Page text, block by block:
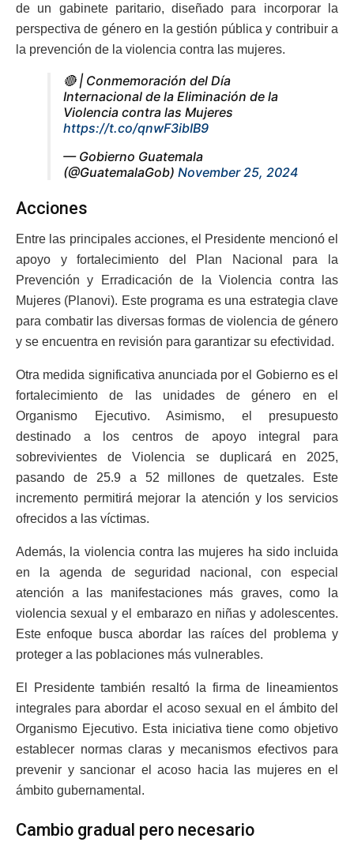
de un gabinete paritario, diseñado para incorporar la
perspectiva de género en la gestión pública y contribuir a
la prevención de la violencia contra las mujeres.
🔴 | Conmemoración del Día
Internacional de la Eliminación de la
Violencia contra las Mujeres
https://t.co/qnwF3ibIB9
— Gobierno Guatemala
(@GuatemalaGob) November 25, 2024
Acciones
Entre las principales acciones, el Presidente mencionó el
apoyo y fortalecimiento del Plan Nacional para la
Prevención y Erradicación de la Violencia contra las
Mujeres (Planovi). Este programa es una estrategia clave
para combatir las diversas formas de violencia de género
y se encuentra en revisión para garantizar su efectividad.
Otra medida significativa anunciada por el Gobierno es el
fortalecimiento de las unidades de género en el
Organismo Ejecutivo. Asimismo, el presupuesto
destinado a los centros de apoyo integral para
sobrevivientes de Violencia se duplicará en 2025,
pasando de 25.9 a 52 millones de quetzales. Este
incremento permitirá mejorar la atención y los servicios
ofrecidos a las víctimas.
Además, la violencia contra las mujeres ha sido incluida
en la agenda de seguridad nacional, con especial
atención a las manifestaciones más graves, como la
violencia sexual y el embarazo en niñas y adolescentes.
Este enfoque busca abordar las raíces del problema y
proteger a las poblaciones más vulnerables.
El Presidente también resaltó la firma de lineamientos
integrales para abordar el acoso sexual en el ámbito del
Organismo Ejecutivo. Esta iniciativa tiene como objetivo
establecer normas claras y mecanismos efectivos para
prevenir y sancionar el acoso hacia las mujeres en el
ámbito gubernamental.
Cambio gradual pero necesario